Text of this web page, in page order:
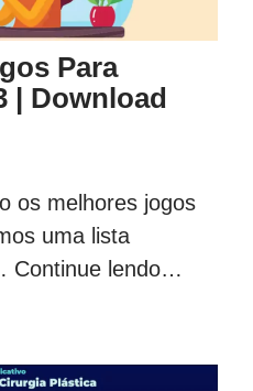
Para
| Download
os melhores jogos
uma lista
Continue lendo…